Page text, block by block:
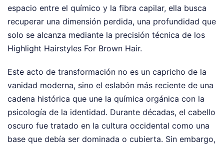
espacio entre el químico y la fibra capilar, ella busca
recuperar una dimensión perdida, una profundidad que
solo se alcanza mediante la precisión técnica de los
Highlight Hairstyles For Brown Hair.
Este acto de transformación no es un capricho de la
vanidad moderna, sino el eslabón más reciente de una
cadena histórica que une la química orgánica con la
psicología de la identidad. Durante décadas, el cabello
oscuro fue tratado en la cultura occidental como una
base que debía ser dominada o cubierta. Sin embargo,